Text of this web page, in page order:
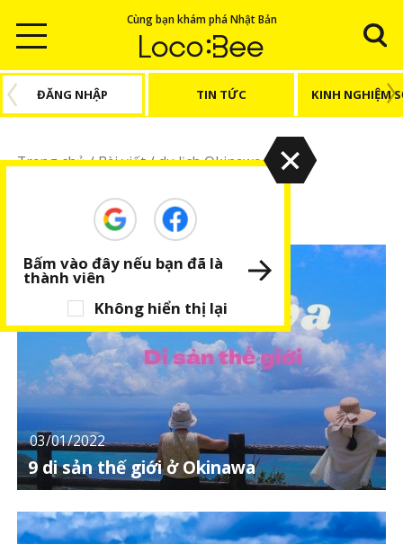
Cùng bạn khám phá Nhật Bản
ĐĂNG NHẬP TIN TỨC KINH NGHIỆM
Trang chủ/Bài viết/du lịch Okinawa
du lịch Okinawa
03/01/2022
9 di sản thế giới ở Okinawa
Không hiển thị lại
Bấm vào đây nếu bạn đã là
thành viên